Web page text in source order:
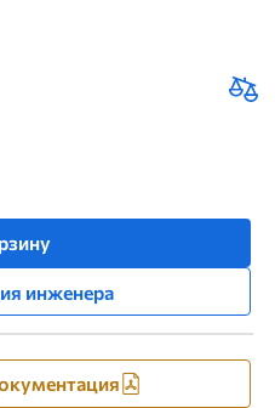
инженера